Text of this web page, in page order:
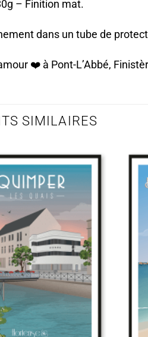
– Finition mat.
dans un tube de
❤️️ à Pont-L’Abbé,
SIMILAIRES